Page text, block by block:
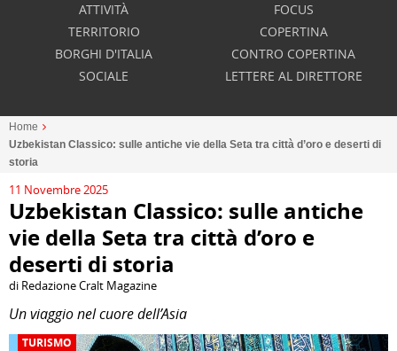
ATTIVITÀ
TERRITORIO
BORGHI D'ITALIA
SOCIALE
FOCUS
COPERTINA
CONTRO COPERTINA
LETTERE AL DIRETTORE
Home
Uzbekistan Classico: sulle antiche vie della Seta tra città d’oro e deserti di
storia
11 Novembre 2025
Uzbekistan Classico: sulle antiche
vie della Seta tra città d’oro e
deserti di storia
di Redazione Cralt Magazine
Un viaggio nel cuore dell’Asia
TURISMO